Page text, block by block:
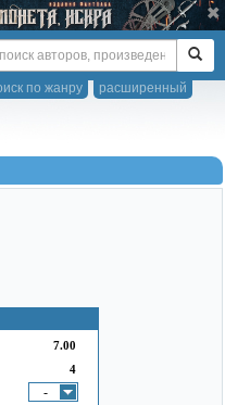
расширенный
по жанру
7.00
4
-